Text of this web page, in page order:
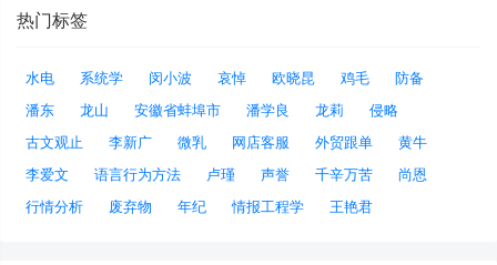
热门标签
水电 系统学 闵小波 哀悼 欧晓昆 鸡毛
防备
潘东
龙山 安徽省蚌埠市 潘学良 龙莉
侵略
古文观止
李新广 微乳 网店客服 外贸跟单
黄牛
李爱文
语言行为方法 卢瑾 声誉 千辛万苦
尚恩
行情分析
废弃物 年纪 情报工程学 王艳君